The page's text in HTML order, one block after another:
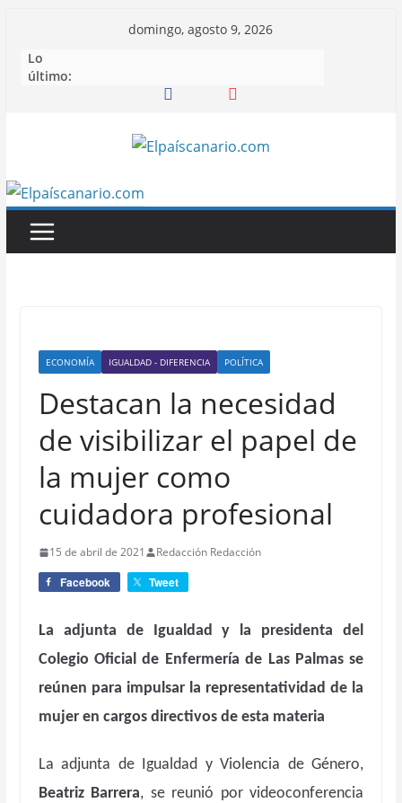
contenido
domingo, agosto 9, 2026
Lo
último:
ECONOMÍA IGUALDAD - DIFERENCIA POLÍTICA
Destacan la necesidad
de visibilizar el papel de
la mujer como
cuidadora profesional
15 de abril de 2021 Redacción Redacción
Facebook Tweet
La adjunta de Igualdad y la presidenta del
Colegio Oficial de Enfermería de Las Palmas se
reúnen para impulsar la representatividad de la
mujer en cargos directivos de esta materia
La adjunta de Igualdad y Violencia de Género,
Beatriz Barrera, se reunió por videoconferencia